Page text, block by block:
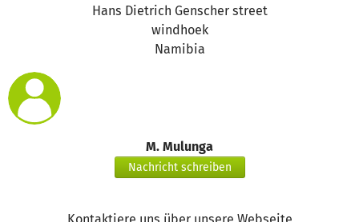
Hans Dietrich Genscher street
windhoek
Namibia
M. Mulunga
Nachricht schreiben